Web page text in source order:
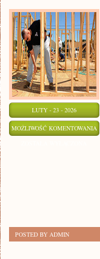
LUTY - 23 - 2026
MOŻLIWOŚĆ KOMENTOWANIA
POSTED BY ADMIN